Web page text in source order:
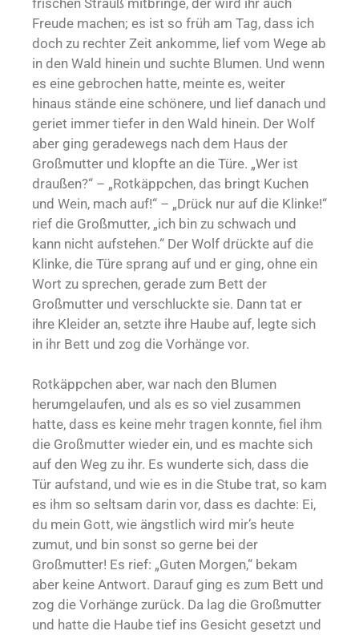
frischen Strauß mitbringe, der wird ihr auch
Freude machen; es ist so früh am Tag, dass ich
doch zu rechter Zeit ankomme, lief vom Wege ab
in den Wald hinein und suchte Blumen. Und wenn
es eine gebrochen hatte, meinte es, weiter
hinaus stände eine schönere, und lief danach und
geriet immer tiefer in den Wald hinein. Der Wolf
aber ging geradewegs nach dem Haus der
Großmutter und klopfte an die Türe. „Wer ist
draußen?“ – „Rotkäppchen, das bringt Kuchen
und Wein, mach auf!“ – „Drück nur auf die Klinke!“
rief die Großmutter, „ich bin zu schwach und
kann nicht aufstehen.“ Der Wolf drückte auf die
Klinke, die Türe sprang auf und er ging, ohne ein
Wort zu sprechen, gerade zum Bett der
Großmutter und verschluckte sie. Dann tat er
ihre Kleider an, setzte ihre Haube auf, legte sich
in ihr Bett und zog die Vorhänge vor.
Rotkäppchen aber, war nach den Blumen
herumgelaufen, und als es so viel zusammen
hatte, dass es keine mehr tragen konnte, fiel ihm
die Großmutter wieder ein, und es machte sich
auf den Weg zu ihr. Es wunderte sich, dass die
Tür aufstand, und wie es in die Stube trat, so kam
es ihm so seltsam darin vor, dass es dachte: Ei,
du mein Gott, wie ängstlich wird mir’s heute
zumut, und bin sonst so gerne bei der
Großmutter! Es rief: „Guten Morgen,“ bekam
aber keine Antwort. Darauf ging es zum Bett und
zog die Vorhänge zurück. Da lag die Großmutter
und hatte die Haube tief ins Gesicht gesetzt und